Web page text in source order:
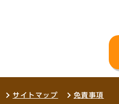
サイトマップ 免責事項